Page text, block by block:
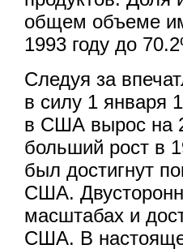
общем объеме
1993 году до
Следуя за
в силу 1 января
в США вырос на
больший рост в
был достигнут
США.
масштабах и
США. В